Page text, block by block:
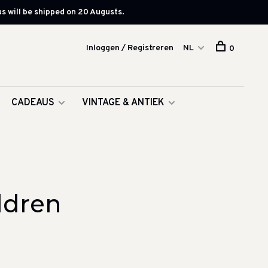
will be shipped on 20 Augusts.
CADEAUS
VINTAGE & ANTIEK
Inloggen / Registreren NL 0